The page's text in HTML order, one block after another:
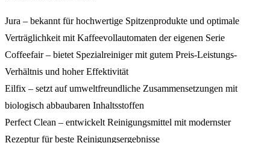
Jura – bekannt für hochwertige Spitzenprodukte und optimale
Verträglichkeit mit Kaffeevollautomaten der eigenen Serie
Coffeefair – bietet Spezialreiniger mit gutem Preis-Leistungs-
Verhältnis und hoher Effektivität
Eilfix – setzt auf umweltfreundliche Zusammensetzungen mit
biologisch abbaubaren Inhaltsstoffen
Perfect Clean – entwickelt Reinigungsmittel mit modernster
Rezeptur für beste Reinigungsergebnisse